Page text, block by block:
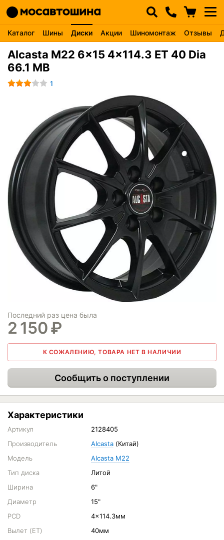
Каталог Шины Диски Акции Шиномонтаж Отзывы
Alcasta M22 6x15 4x114.3 ET 40 Dia
66.1 MB
1
Последний раз цена была
2 150₽
К СОЖАЛЕНИЮ, ТОВАРА НЕТ В НАЛИЧИИ
Сообщить о поступлении
Характеристики
Артикул
2128405
Производитель
Alcasta (Китай)
Модель
Alcasta M22
Тип диска
Литой
Ширина
6"
Диаметр
15"
PCD
4x114.3мм
Вылет (ET)
40мм